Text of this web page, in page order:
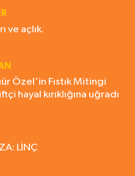
ve açlık.
Özel'in Fıstık Mitingi
hayal kırıklığına uğradı
LİNÇ